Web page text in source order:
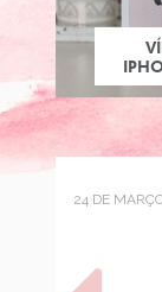
24 DE